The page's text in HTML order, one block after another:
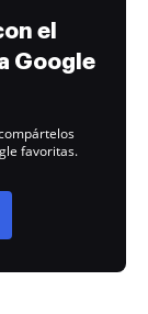
el
Google
favoritas.